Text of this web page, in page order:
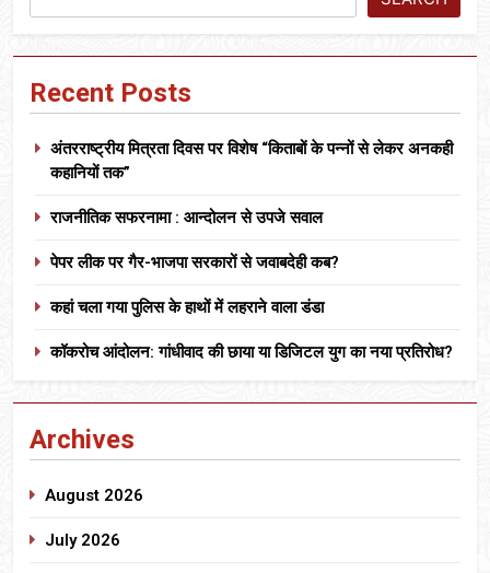
Recent Posts
अंतरराष्ट्रीय मित्रता दिवस पर विशेष “किताबों के पन्नों से लेकर अनकही
कहानियों तक”
राजनीतिक सफरनामा : आन्दोलन से उपजे सवाल
पेपर लीक पर गैर-भाजपा सरकारों से जवाबदेही कब?
कहां चला गया पुलिस के हाथों में लहराने वाला डंडा
कॉकरोच आंदोलन: गांधीवाद की छाया या डिजिटल युग का नया प्रतिरोध?
Archives
August 2026
July 2026